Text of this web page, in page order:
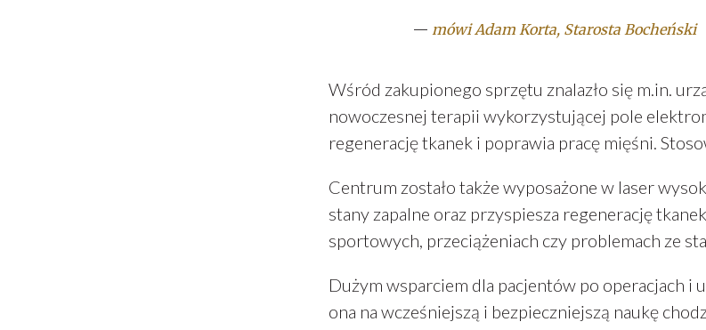
— mówi Adam Korta, Starosta Bocheński
Wśród zakupionego sprzętu znalazło się m.in.
nowoczesnej terapii wykorzystującej pole
regenerację tkanek i poprawia pracę mięśni.
Centrum zostało także wyposażone w laser
stany zapalne oraz przyspiesza regenerację
sportowych, przeciążeniach czy problemach ze
Dużym wsparciem dla pacjentów po operacjach i
ona na wcześniejszą i bezpieczniejszą naukę